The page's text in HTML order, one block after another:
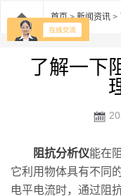
首页>新闻资讯 >
了解一下
阻抗分析仪能在
它利用物体具有不同
电平电流时，通过阻